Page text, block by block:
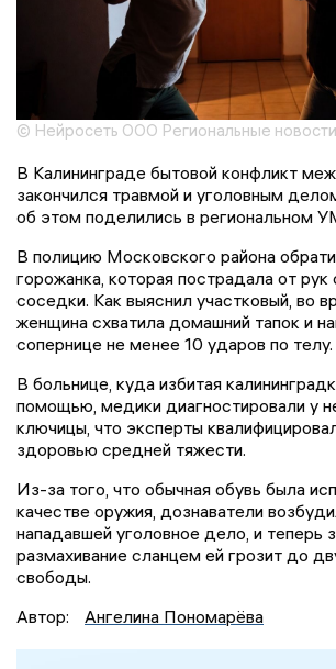
© Нейросеть ООО Региональные новости
В Калининграде бытовой конфликт
закончился травмой и уголовным
об этом поделились в региональном
В полицию Московского района
горожанка, которая пострадала от
соседки. Как выяснил участковый, во
женщина схватила домашний тапок и
сопернице не менее 10 ударов по телу.
В больнице, куда избитая
помощью, медики диагностировали у
ключицы, что эксперты
здоровью средней тяжести.
Из-за того, что обычная обувь была
качестве оружия, дознаватели
нападавшей уголовное дело, и теперь
размахивание сланцем ей грозит до
свободы.
Автор:
Ангелина Пономарёва